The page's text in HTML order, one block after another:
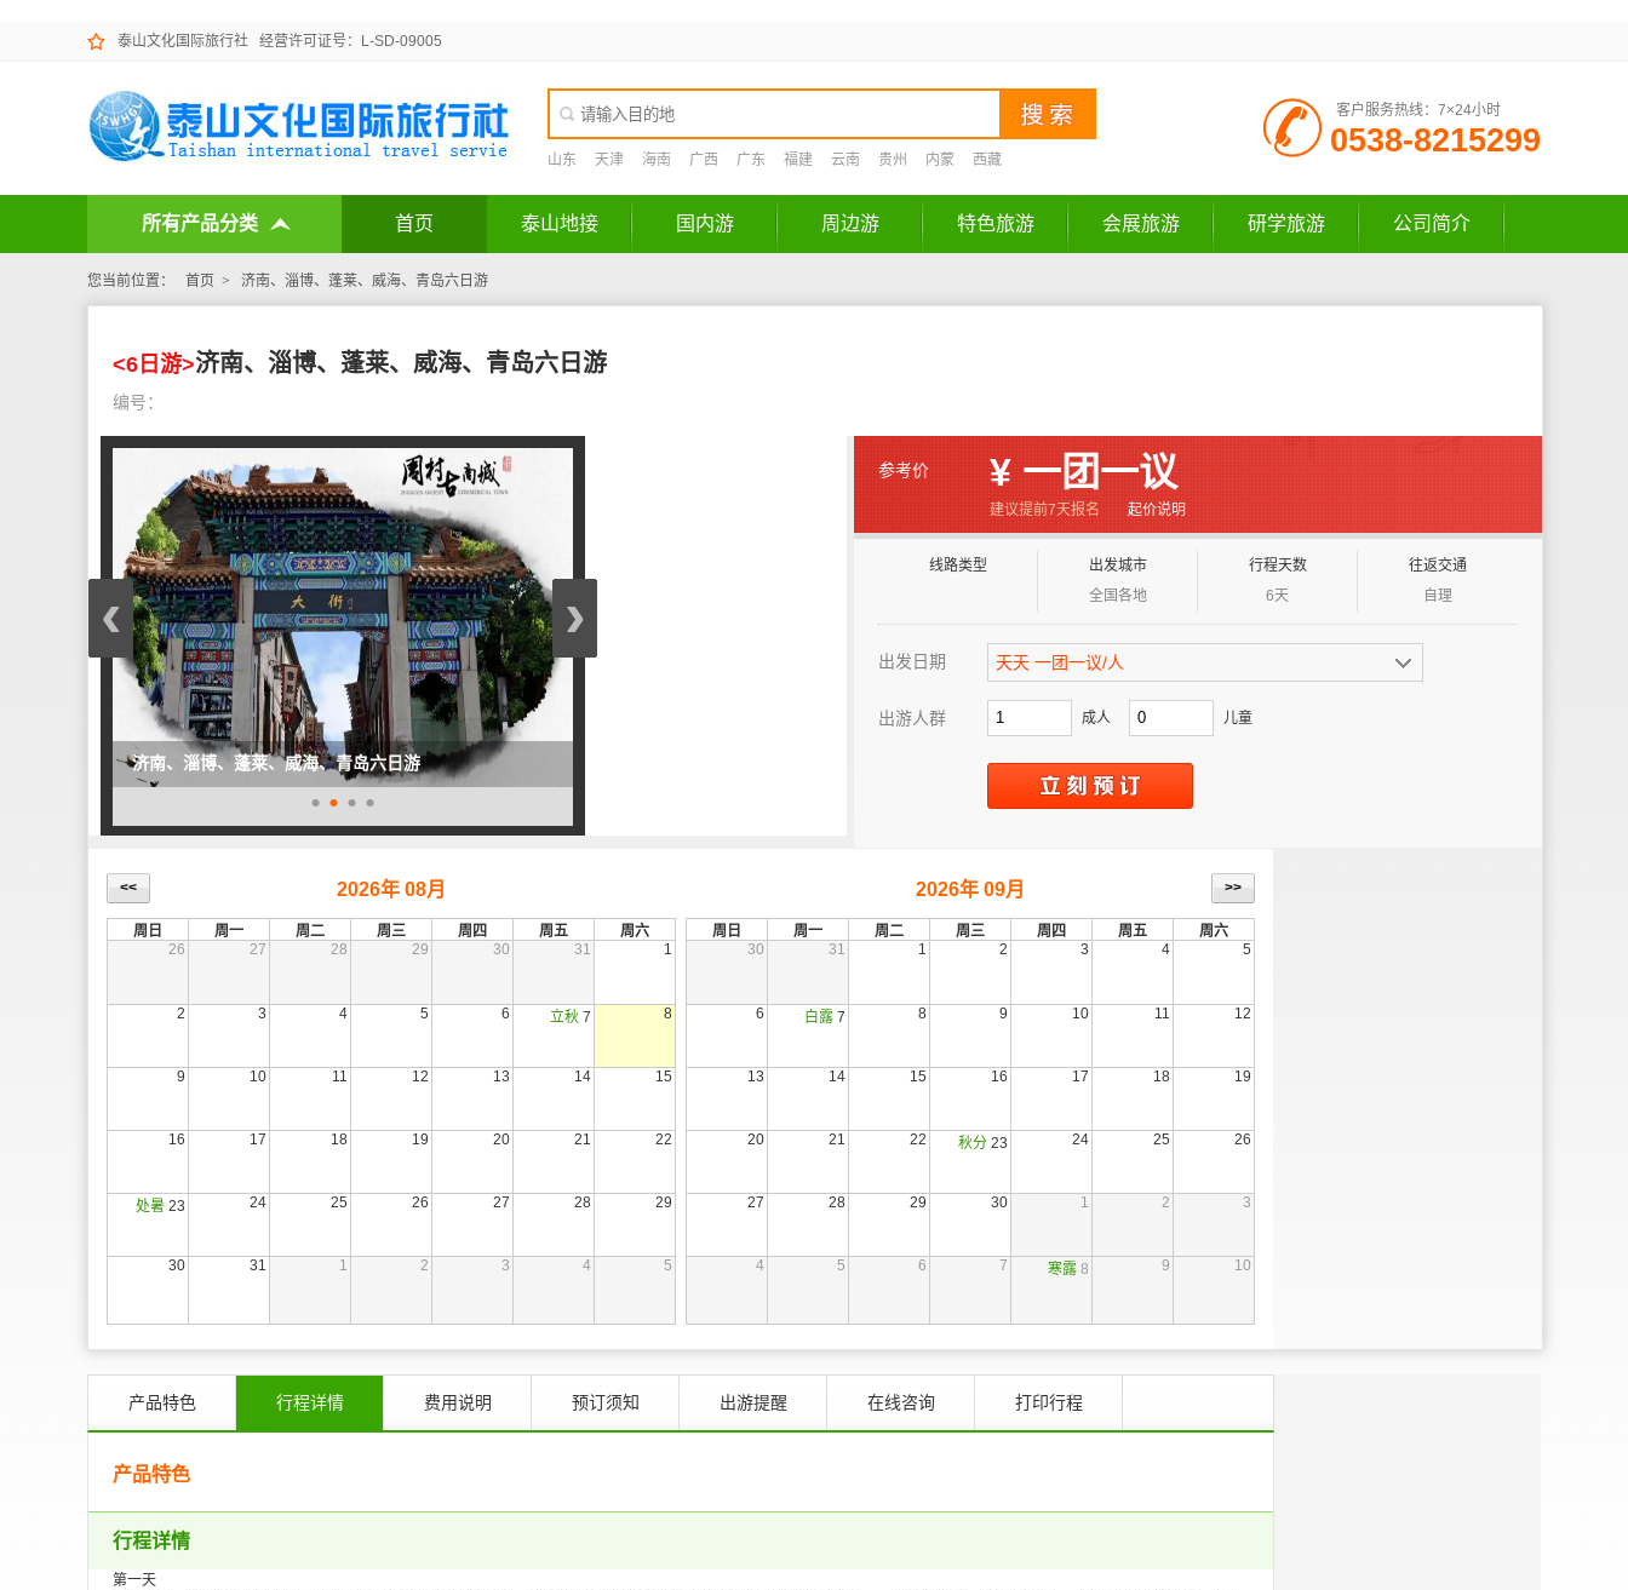
泰山文化国际旅行社 经营许可证号：L-SD-09005
山东 天津 海南 广西 广东 福建 云南 贵州 内蒙 西藏
客户服务热线：7×24小时
0538-8215299
所有产品分类 首页 泰山地接 国内游 周边游 特色旅游 会展旅游 研学旅游 公司简介
您当前位置： 首页 > 济南、淄博、蓬莱、威海、青岛六日游
<6日游>济南、淄博、蓬莱、威海、青岛六日游
编号：
济南、淄博、蓬莱、威海、青岛六日游
• • • •
‹ ›
参考价 ¥ 一团一议
建议提前7天报名 起价说明
线路类型
出发城市
全国各地
行程天数
6天
往返交通
自理
出发日期 天天 一团一议/人
出游人群 成人 儿童
<< 2026年 08月
周日 周一 周二 周三 周四 周五
周六
26
27 28 29 30 31 1
2 3 4 5 6 立秋 7 8
9 10 11 12 13 14 15
16 17 18 19 20 21 22
处暑 23 24 25 26 27 28 29
30 31 1 2 3 4 5
2026年 09月 >>
周日 周一 周二 周三 周四 周五
周六
30
31 1 2 3 4 5
6 白露 7 8 9 10 11 12
13 14 15 16 17 18 19
20 21 22 秋分 23 24 25 26
27 28 29 30 1 2 3
4 5 6 7 寒露 8 9 10
产品特色 行程详情 费用说明 预订须知 出游提醒 在线咨询 打印行程
产品特色
行程详情
第一天